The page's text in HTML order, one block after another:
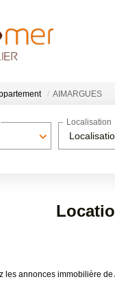
AIMARGUES
Localisation
les annonces immobilière